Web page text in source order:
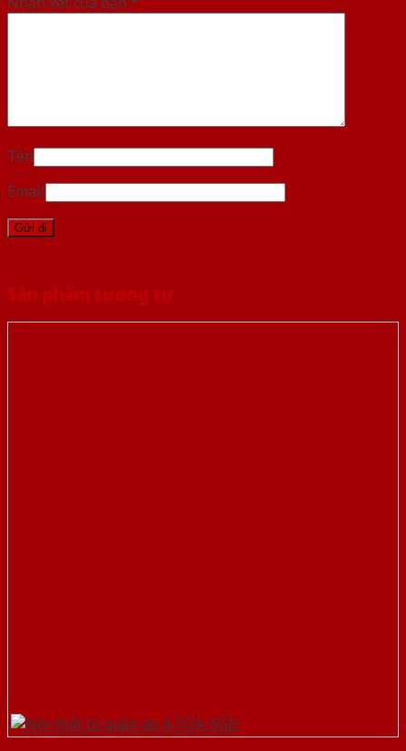
Tên
Email
Sản phẩm tương tự